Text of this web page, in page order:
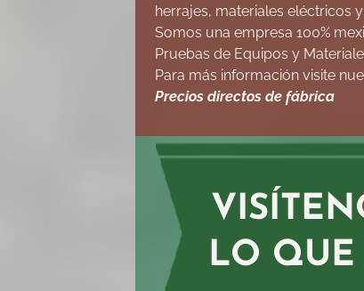
herrajes, materiales eléctricos
Somos una empresa 100%
Pruebas de Equipos y
Para más información visite
Precios directos de fábrica
LO QUE